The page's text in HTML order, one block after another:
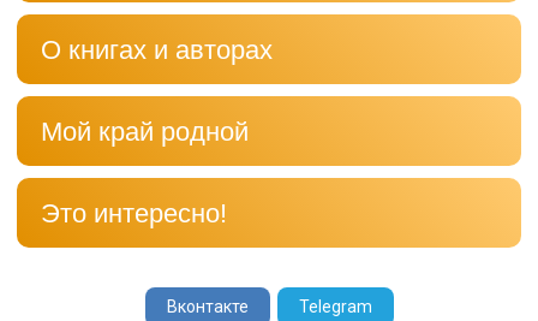
О книгах и авторах
Мой край родной
Это интересно!
Вконтакте Telegram